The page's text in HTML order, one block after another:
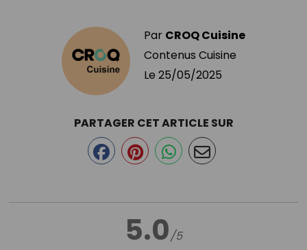
Par CROQ Cuisine
Contenus Cuisine
Le 25/05/2025
5.0/5
PARTAGER CET ARTICLE SUR